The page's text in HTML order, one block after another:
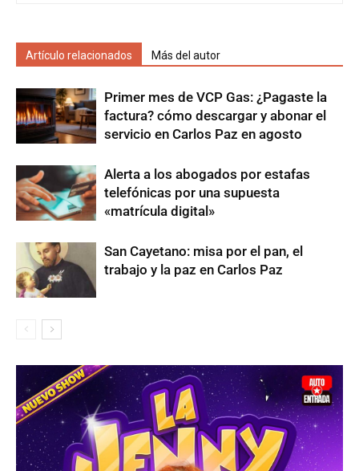
Artículo relacionados Más del autor
Primer mes de VCP Gas: ¿Pagaste la
factura? cómo descargar y abonar el
servicio en Carlos Paz en agosto
Alerta a los abogados por estafas
telefónicas por una supuesta
«matrícula digital»
San Cayetano: misa por el pan, el
trabajo y la paz en Carlos Paz